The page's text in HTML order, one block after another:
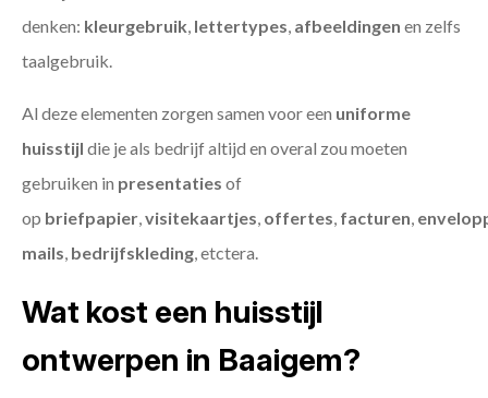
denken: kleurgebruik, lettertypes, afbeeldingen en zelfs
taalgebruik.
Al deze elementen zorgen samen voor een uniforme
huisstijl die je als bedrijf altijd en overal zou moeten
gebruiken in presentaties of
op briefpapier,visitekaartjes, offertes, facturen,
mails, bedrijfskleding, etctera.
Wat kost een huisstijl
ontwerpen in Baaigem?